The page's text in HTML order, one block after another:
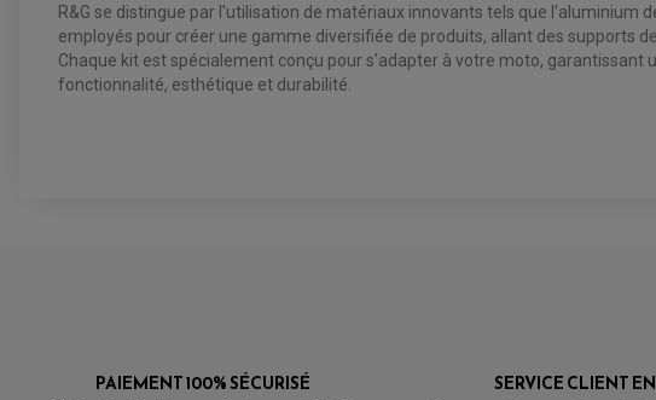
R&G se distingue par l'utilisation de matériaux innovants tels que l'aluminium
employés pour créer une gamme diversifiée de produits, allant des supports
Chaque kit est spécialement conçu pour s'adapter à votre moto, garantissant
fonctionnalité, esthétique et durabilité.
PAIEMENT 100% SÉCURISÉ SERVICE CLIENT